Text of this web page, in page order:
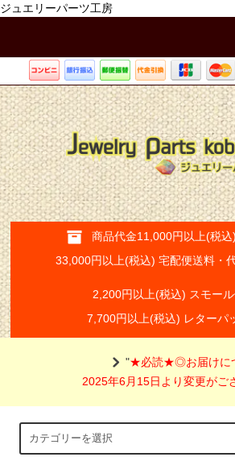
ジュエリーパーツ工房
商品代金11,000円以上(税
33,000円以上(税込) 宅配便送料・
2,200円以上(税込) スモー
7,700円以上(税込) レターパ
"★必読★◎お届けに
2025年6月15日より変更がご